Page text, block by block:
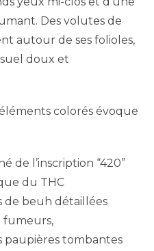
Des volutes de
autour de ses folioles,
doux et
colorés évoque
de l’inscription “420”
du THC
de beuh détaillées
fumeurs,
paupières tombantes